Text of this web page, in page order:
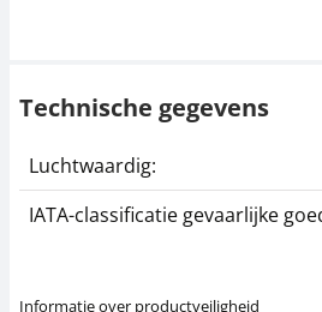
Technische gegevens
Luchtwaardig:
IATA-classificatie gevaarlijke
Informatie over productveiligheid